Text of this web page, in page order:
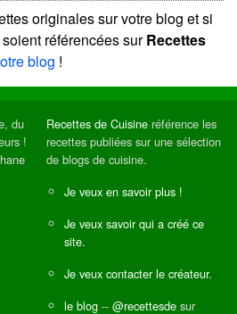
originales sur votre blog et si
référencées surRecettes
blog !
du
!
Recettes de Cuisine référence les
recettes publiées sur une sélection
de blogs de cuisine.
Je veux en savoir plus !
Je veux savoir qui a créé ce
site.
Je veux contacter le créateur.
le blog -- @recettesde sur